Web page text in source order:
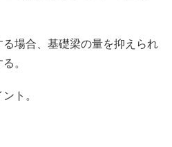
る場合、基礎梁の量を抑えられ
。
ト。